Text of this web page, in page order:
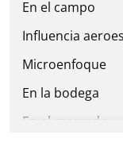
En el campo
Influencia
Microenfoque
En la bodega
En el mercado